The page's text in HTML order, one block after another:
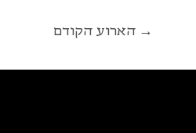
הארוע הקודם →